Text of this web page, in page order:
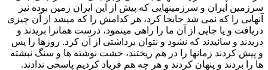
سرزمین ایران و سرزمینهایی که پیش از این ایران زمین بوده نیز
آنهایی را که نمی شد جابجا کرد، هر کدامش را که میشد از آن چیزی
دریافت و یا جایی از آن ما را راهی مینمود، درست همانرا بریدند و
دریدند و سائیدند که نشود و نتوان برداشتی از آن کرد. روزها را پس
و پیش کردند زمانها را در هم ریختند، خشت نوشته ها و سنگ نبشته
ها را بردند و پنهان کردند و هر چه هم فریاد کردیم پاسخی ندادند.